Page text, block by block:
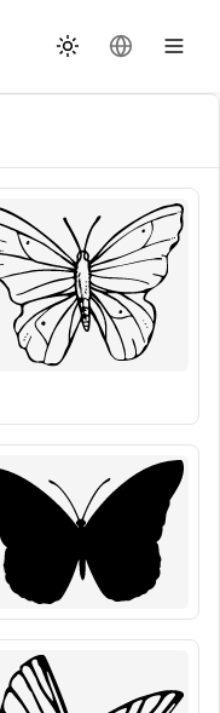
Toggle theme
Change